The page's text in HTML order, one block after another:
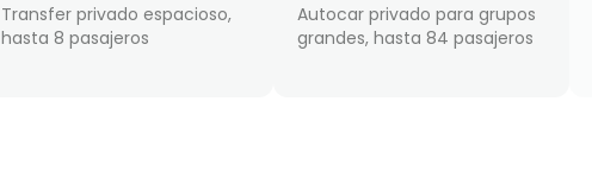
Transfer privado espacioso,
hasta 8 pasajeros
Autocar privado para grupos
grandes, hasta 84 pasajeros